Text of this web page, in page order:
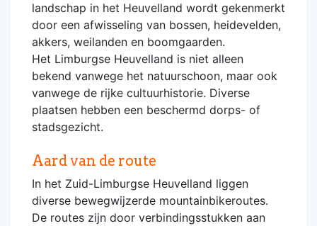
landschap in het Heuvelland wordt gekenmerkt
door een afwisseling van bossen, heidevelden,
akkers, weilanden en boomgaarden.
Het Limburgse Heuvelland is niet alleen
bekend vanwege het natuurschoon, maar ook
vanwege de rijke cultuurhistorie. Diverse
plaatsen hebben een beschermd dorps- of
stadsgezicht.
Aard van de route
In het Zuid-Limburgse Heuvelland liggen
diverse bewegwijzerde mountainbikeroutes.
De routes zijn door verbindingsstukken aan